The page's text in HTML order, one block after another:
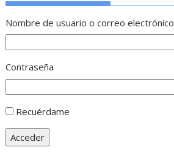
Nombre de usuario o correo electrónico
Contraseña
Recuérdame
Acceder